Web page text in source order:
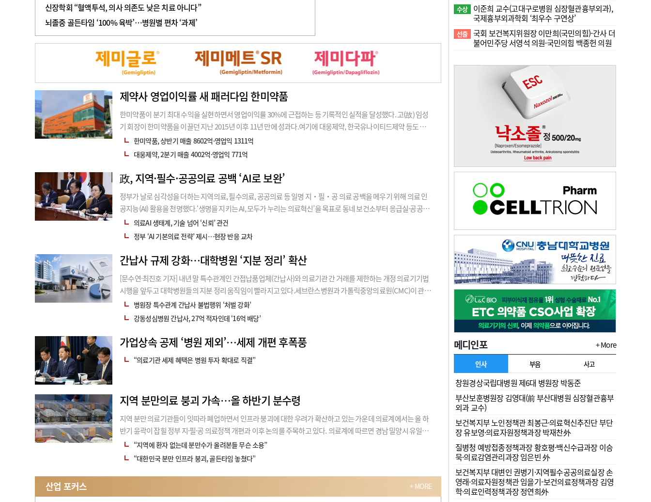
신장학회 “혈액투석, 의사 의존도 낮은 치료 아니다”
뇌졸중 골든타임 ‘100% 육박’…병원별 편차 ‘과제’
제약사 영업이익률 새 패러다임 한미약품
한미약품이 분기 최대 수익을 실현하면서 영업이익률 30%에 근접하는 등 기록적인 실적을 달성했다. 고(故) 임성
기 회장이 한미약품을 이끌던 지난 2015년 이후 11년 만에 성과다.여기에 대웅제약, 한국유나이티드제약 등도 외
형 성장 및 수익성 제고를 통해 20%에 육박하는 영업이익률을 달성하면서 제약바이오 산업 성장을
한미약품, 상반기 매출 8602억·영업익 1311억
대웅제약, 2분기 매출 4002억·영업익 771억
政, 지역·필수·공공의료 공백 ‘AI로 보완’
정부가 날로 심각성을 더하는 지역의료, 필수의료, 공공의료 등 일명 지‧필‧공 의료 공백을 메우기 위해 의료 인
공지능(AI) 활용을 천명했다.‘생명을 지키는 AI, 모두가 누리는 의료혁신’을 목표로 동네 보건소부터 응급실·공공병
원까지 전국 어디서나 국민이 체감하는 의료 AI를 가동하겠다는 계획이다.정부는 6일 국무총리 주재로 제12차 국
가정책조정회의를 열
의료AI 생태계, 기술 넘어 ‘신뢰’ 관건
정부 ‘AI 기본의료 전략’ 제시…현장 반응 교차
간납사 규제 강화…대학병원 ‘지분 정리’ 확산
[문수연·최진호 기자] 내년 말 특수관계인 간접납품업체(간납사)와 의료기관 간 거래를 제한하는 개정 의료기기법
시행을 앞두고 대학병원들의 지분 정리 움직임이 빨라지고 있다.세브란스병원과 가톨릭중앙의료원(CMC)이 관련
간납업체 지분을 정리한 데 이어 서울아산병원과 을지대의료원, 순천향대병원도 매각 절차를 밟거나 추진하고 있
다.여기에 아직 구체적인 매각 일정이 공개되지
병원장 특수관계 간납사 불법행위 ‘처벌 강화’
강동성심병원 간납사, 27억 적자인데 ‘16억 배당’
가업상속 공제 ‘병원 제외’…세제 개편 후폭풍
“의료기관 세제 혜택은 병원 투자 확대로 직결”
지역 분만의료 붕괴 가속…올 하반기 분수령
지역 분만 의료기관들이 잇따라 폐업하면서 인프라 붕괴에 대한 우려가 확산하고 있는 가운데 의료계에서는 올 하
반기 윤곽이 잡힐 정부 지·필·공 의료정책 개편과 이후 논의를 주목하고 있다. 의료계에 따르면 경남 밀양시 유일
한 분만 의료기관인 제일병원이 오는 8월 31일 진료를 중단, 9월에 폐업할 예정이다. 제일병원은 출생아 감소로 인
한 분
“지역에 환자 없는데 분만수가 올려본들 무슨 소용”
“대한민국 분만 인프라 붕괴, 골든타임 놓쳤다”
산업 포커스 + MORE
수상
이준희 교수(고대구로병원 심장혈관흉부외과),
국제흉부외과학회 ‘최우수 구연상’
선출 국회 보건복지위원장 이만희(국민의힘)-간사 더
불어민주당 서영석 의원·국민의힘 백종헌 의원
메디인포 + More
인사 부음 사고
창원경상국립대병원 제6대 병원장 박동준
부산보훈병원장 김영대(前 부산대병원 심장혈관흉부
외과 교수)
보건복지부 노인정책관 최봉근·의료혁신추진단 부단
장 유보영·의료자원정책과장 박재찬外
질병청 예방접종정책과장 황호평·백신수급과장 이승
묵·의료감염관리과장 임은빈 外
보건복지부 대변인 권병기·지역필수공공의료실장 손
영래·의료자원정책관 임을기-보건의료정책과장 김영
학·의료인력정책과장 정연희外